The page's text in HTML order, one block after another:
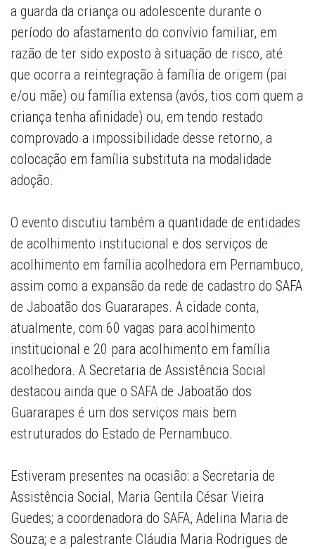
a guarda da criança ou adolescente durante o
período do afastamento do convívio familiar, em
razão de ter sido exposto à situação de risco, até
que ocorra a reintegração à família de origem (pai
e/ou mãe) ou família extensa (avós, tios com quem a
criança tenha afinidade) ou, em tendo restado
comprovado a impossibilidade desse retorno, a
colocação em família substituta na modalidade
adoção.
O evento discutiu também a quantidade de entidades
de acolhimento institucional e dos serviços de
acolhimento em família acolhedora em Pernambuco,
assim como a expansão da rede de cadastro do SAFA
de Jaboatão dos Guararapes. A cidade conta,
atualmente, com 60 vagas para acolhimento
institucional e 20 para acolhimento em família
acolhedora. A Secretaria de Assistência Social
destacou ainda que o SAFA de Jaboatão dos
Guararapes é um dos serviços mais bem
estruturados do Estado de Pernambuco.
Estiveram presentes na ocasião: a Secretaria de
Assistência Social, Maria Gentila César Vieira
Guedes; a coordenadora do SAFA, Adelina Maria de
Souza; e a palestrante Cláudia Maria Rodrigues de